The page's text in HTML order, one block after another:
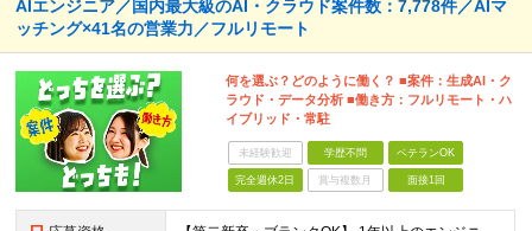
AIエンジニア／国内最大級のAI・クラウド案件数：7,778件／AIマ
ッチング×41名の営業力／フルリモート
何を選ぶ？どのように働く？ ■案件：生成AI・ク
ラウド・データ分析 ■働き方：フルリモート・ハ
イブリッド・常駐
未経験歓迎 学歴不問 ベテランOK
完全週休2日 賞与複数月 面接1回